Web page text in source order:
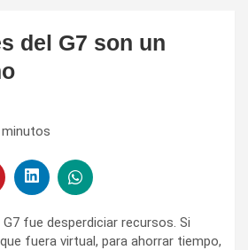
del G7 son un
minutos
fue desperdiciar recursos. Si
fuera virtual, para ahorrar tiempo,